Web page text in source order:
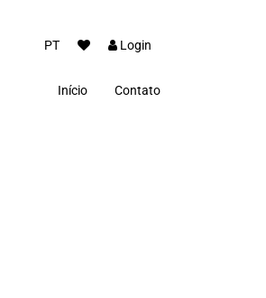
PT Login
Início Contato